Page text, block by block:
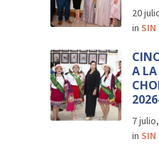
20
inSIN
A
7
inSIN